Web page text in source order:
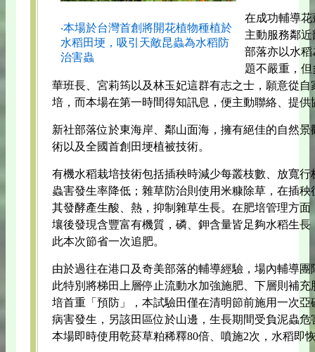
‧本場於台灣首創將開花植物種植於
水稻田埂，吸引天敵昆蟲為水稻防
治害蟲
在成功輔導
主動服務鄰
部落亦以水
題不嚴重，
華班長、宮莉筠以及林玉妃這群有志之士，願意從
培，而本場在第一時間得知訊息，便主動聯絡、提供
新社部落位於東海岸、鄰山面海，擁有絕佳的自然
術以及全國首創田埂植被技術。
有機水稻栽培技術包括插秧時減少每叢枝數、放寬
蟲害發生率降低；雜草防治則使用米糠除草，在插
其發酵產生酸、熱，抑制雜草生長。在肥培管理方
壤後發現含豐富有機質，磷、鉀含量皆足夠水稻生
此本次節省一次追肥。
由於過往在港口及奇美部落的輔導經驗，場內輔導
此特別將梯田上層停止流動水加強施肥、下層則補
培首重「預防」，本試驗田僅在清明節前施用一次
病害發生，另該田區位於山邊，生長期間受負泥蟲
本場即時使用乾菸草粕稀釋80倍、噴施2次，水稻即